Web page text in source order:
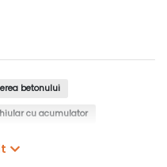
betonului
cu acumulator